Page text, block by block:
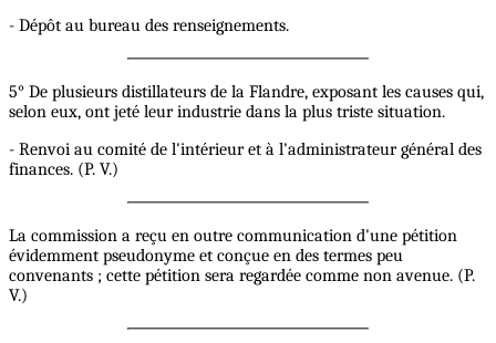
- Dépôt au bureau des renseignements.
5° De plusieurs distillateurs de la Flandre, exposant les causes qui,
selon eux, ont jeté leur industrie dans la plus triste situation.
- Renvoi au comité de l'intérieur et à l'administrateur général des
finances. (P. V.)
La commission a reçu en outre communication d'une pétition
évidemment pseudonyme et conçue en des termes peu
convenants ; cette pétition sera regardée comme non avenue. (P.
V.)